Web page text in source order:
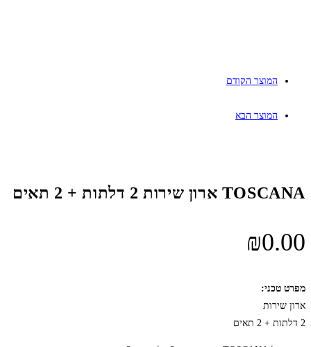
המוצר הקודם
המוצר הבא
TOSCANA ארון שירות 2 דלתות + 2 תאים
₪0.00
מפרט טכני:
ארון שירות
2 דלתות + 2 תאים